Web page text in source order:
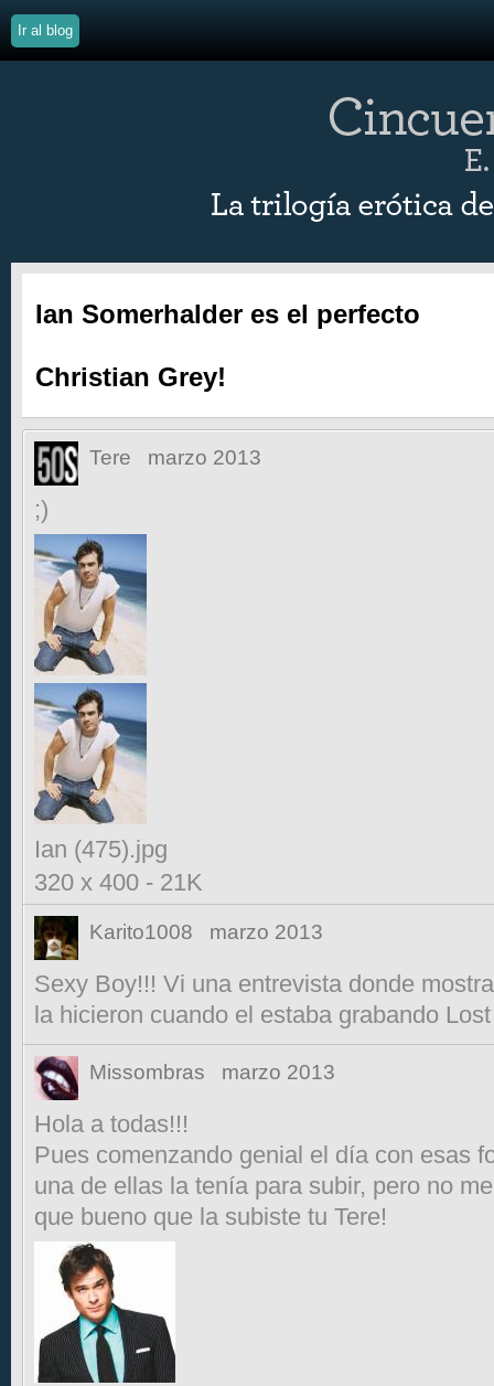
Ir al blog
Ian Somerhalder es el perfecto
Christian Grey!
Tere marzo 2013
;)
Ian (475).jpg
320 x 400 - 21K
Karito1008 marzo 2013
Sexy Boy!!! Vi una entrevista donde
la hicieron cuando el estaba grabando Lost
Missombras marzo 2013
Hola a todas!!!
Pues comenzando genial el día con esas
una de ellas la tenía para subir, pero no
que bueno que la subiste tu Tere!